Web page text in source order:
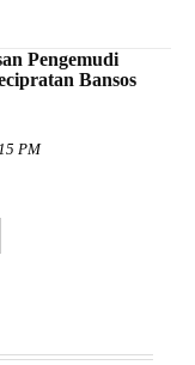
Pengemudi
Bansos
PM